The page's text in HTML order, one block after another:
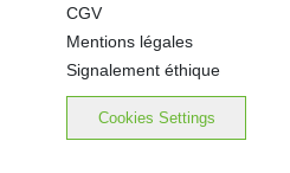
CGV
Mentions légales
Signalement éthique
Cookies Settings